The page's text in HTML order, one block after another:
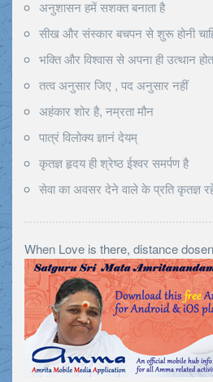
अनुशासन हमें सशक्त बनाता है
सीख और संस्कार बचपन से शुरू होनी
भक्ति और विश्वास से अपना ही उत्थान
तत्व अनुसार जिए , पद अनुसार नहीं
अहंकार शोर है, नम्रता मौन
पात्रं विलोक्य ज्ञानं देयम्
कृतज्ञ हृदय ही श्रेष्ठ ईश्वर समर्पण है
सेवा का अवसर देने वाले के प्रति कृतज्ञ
When Love is there, distance